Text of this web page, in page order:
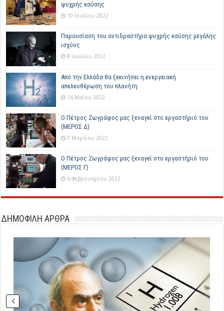
ψυχρής καύσης
10 Ιουλίου 2022
Παρουσίαση του αντιδραστήρα ψυχρής καύσης μεγάλης
ισχύος
8 Ιουλίου 2022
Από την Ελλάδα θα ξεκινήσει η ενεργειακή
απελευθέρωση του πλανήτη
16 Μαΐου 2022
Ο Πέτρος Ζωγράφος μας ξεναγεί στο εργαστήριό του
(ΜΕΡΟΣ Δ)
7 Μαρτίου 2022
Ο Πέτρος Ζωγράφος μας ξεναγεί στο εργαστήριό του
(ΜΕΡΟΣ Γ)
6 Φεβρουαρίου 2022
ΔΗΜΟΦΙΛΗ ΑΡΘΡΑ